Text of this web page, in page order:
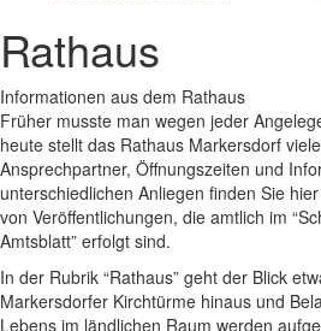
Rathaus
Informationen aus dem Rathaus
Früher musste man wegen jeder
heute stellt das Rathaus Markersdorf
Ansprechpartner, Öffnungszeiten und
unterschiedlichen Anliegen finden Sie
von Veröffentlichungen, die amtlich im
Amtsblatt” erfolgt sind.
In der Rubrik “Rathaus” geht der Blick
Markersdorfer Kirchtürme hinaus und
Lebens im ländlichen Raum werden